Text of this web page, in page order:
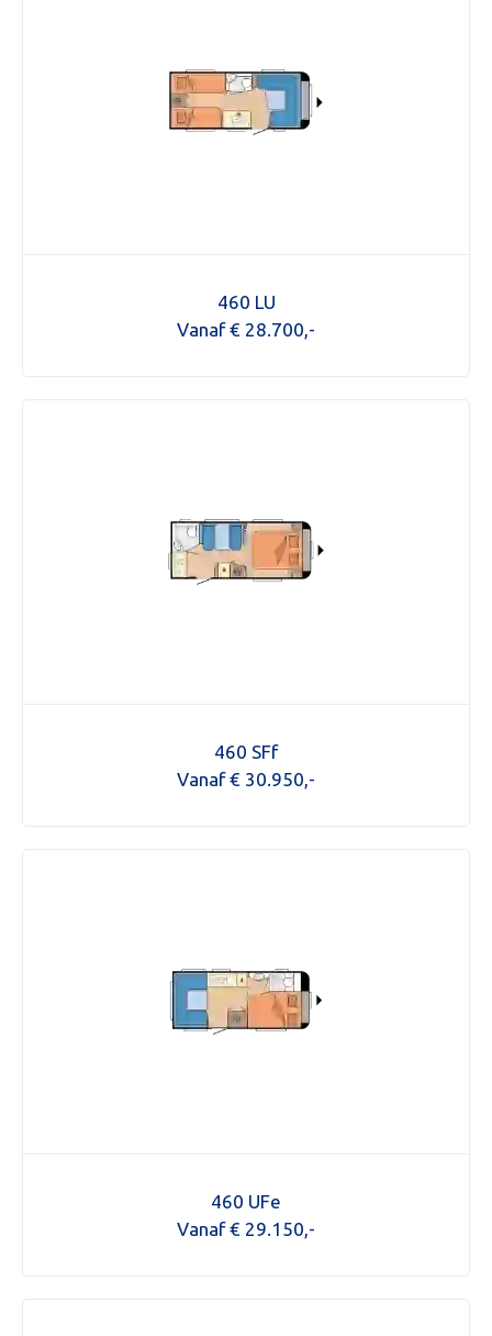
460 LU
Vanaf € 28.700,-
460 SFf
Vanaf € 30.950,-
460 UFe
Vanaf € 29.150,-